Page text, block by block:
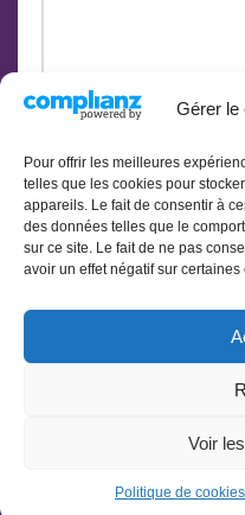
Gérer le
Pour offrir les meilleures
telles que les cookies pour
appareils. Le fait de consentir à
des données telles que le
sur ce site. Le fait de ne pas
avoir un effet négatif sur
Voir
Politique de cookies
| Propulsé par